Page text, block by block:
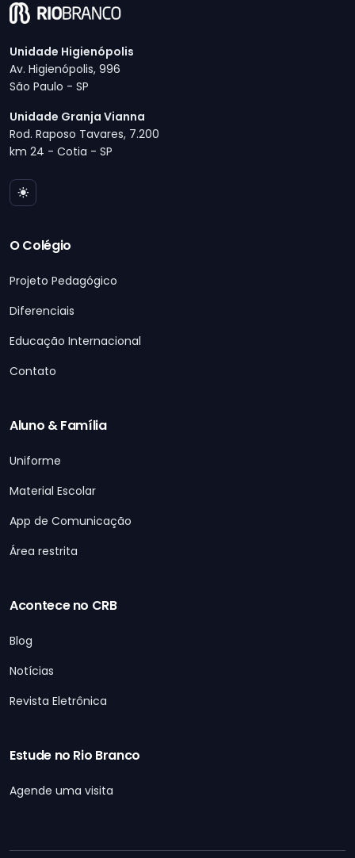
Unidade Higienópolis
Av. Higienópolis, 996
São Paulo - SP
Unidade Granja Vianna
Rod. Raposo Tavares, 7.200
km 24 - Cotia - SP
O Colégio
Projeto Pedagógico
Diferenciais
Educação Internacional
Contato
Aluno & Família
Uniforme
Material Escolar
App de Comunicação
Área restrita
Acontece no CRB
Blog
Notícias
Revista Eletrônica
Estude no Rio Branco
Agende uma visita